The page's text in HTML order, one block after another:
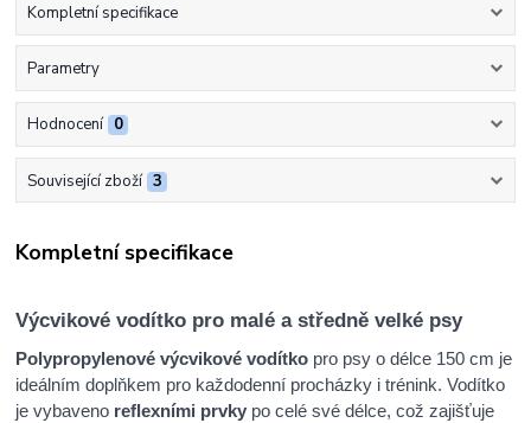
Kompletní specifikace
Parametry
Hodnocení 0
Související zboží 3
Kompletní specifikace
Výcvikové vodítko pro malé a středně velké psy
Polypropylenové výcvikové vodítko pro psy o délce 150 cm je
ideálním doplňkem pro každodenní procházky i trénink. Vodítko
je vybaveno reflexními prvky po celé své délce, což zajišťuje